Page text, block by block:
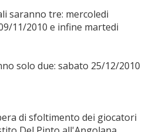
saranno tre: mercoledi
11/2010 e infine martedi
solo due: sabato 25/12/2010
di sfoltimento dei giocatori